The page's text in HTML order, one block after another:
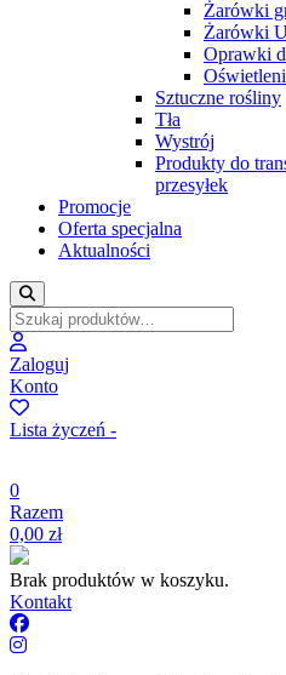
Żarówki
Żarówki
Oprawki
Sztuczne rośliny
Tła
Wystrój
Produkty do
przesyłek
Promocje
Oferta specjalna
Aktualności
Zaloguj
Konto
Lista życzeń -
0
Razem
0,00 zł
Brak produktów w koszyku.
Kontakt